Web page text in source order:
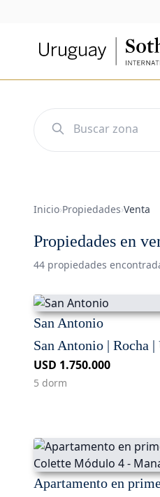
Inicio›Propiedades›Venta
Propiedades en
44 propiedades
San Antonio
San Antonio | Rocha
USD 1.750.000
5 dorm
Apartamento en